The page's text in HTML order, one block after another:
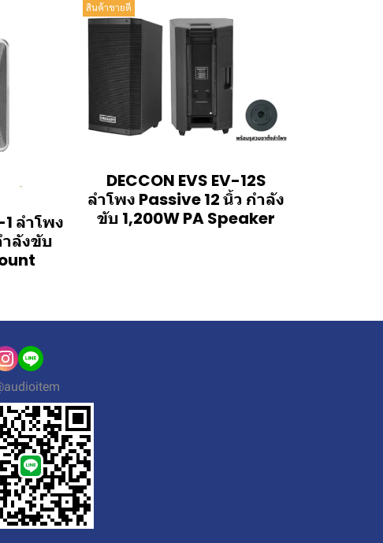
ลำโพง
ลังขับ
สินค้าขายดี
DECCON EVS EV-12S
ลำโพง Passive 12 นิ้ว กำลัง
ขับ 1,200W PA Speaker